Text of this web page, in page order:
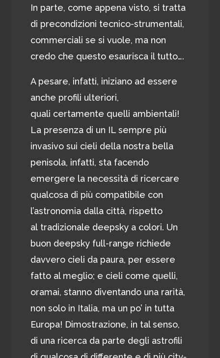
In parte, come appena visto, si tratta
di precondizioni tecnico-strumentali,
commerciali se si vuole, ma non
credo che questo esaurisca il tutto….
A pesare, infatti, iniziano ad essere
anche profili ulteriori,
quali certamente quelli ambientali!
La presenza di un IL sempre più
invasivo sui cieli della nostra bella
penisola, infatti, sta facendo
emergere la necessità di ricercare
qualcosa di più compatibile con
l’astronomia dalla città, rispetto
al tradizionale deepsky a colori. Un
buon deepsky full-range richiede
davvero cieli da paura, per essere
fatto al meglio; e cieli come quelli,
oramai, stanno diventando una rarità,
non solo in Italia, ma un po’ in tutta
Europa! Dimostrazione, in tal senso,
di una ricerca da parte degli astrofili